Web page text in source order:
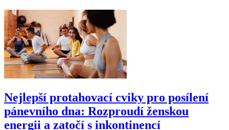
Nejlepší protahovací cviky pro posílení
pánevního dna: Rozproudí ženskou
energii a zatočí s inkontinencí